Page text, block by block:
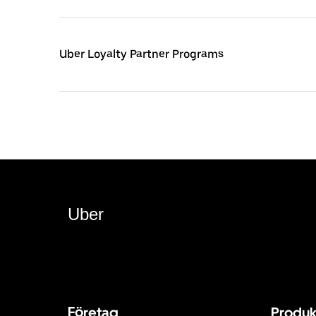
Uber Loyalty Partner Programs
Uber
Företag